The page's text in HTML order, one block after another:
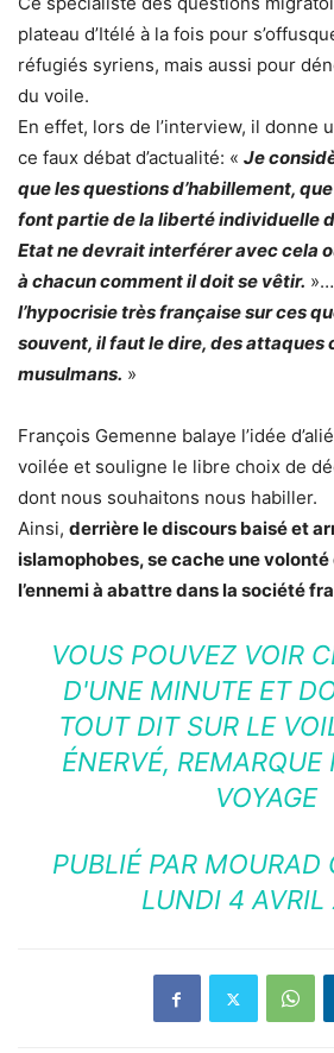
plateau d’Itélé à la fois pour
réfugiés syriens, mais aussi pour
du voile.
En effet, lors de l’interview, il donne
ce faux débat d’actualité: « Je
que les questions d’habillement,
font partie de la liberté individuelle
Etat ne devrait interférer avec cela
à chacun comment il doit se vêtir.
l’hypocrisie très française sur ces
souvent, il faut le dire, des attaques
musulmans. »
François Gemenne balaye l’idée
voilée et souligne le libre choix de
dont nous souhaitons nous habiller.
Ainsi, derrière le discours baisé et
islamophobes, se cache une volonté
l’ennemi à abattre dans la société
VOUS POUVEZ VOIR
D'UNE MINUTE ET
TOUT DIT SUR LE
ÉNERVÉ,
VOYAGE
PUBLIÉ PAR MOURAD
LUNDI 4 AVRIL